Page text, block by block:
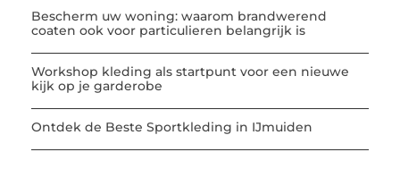
Bescherm uw woning: waarom brandwerend
coaten ook voor particulieren belangrijk is
Workshop kleding als startpunt voor een nieuwe
kijk op je garderobe
Ontdek de Beste Sportkleding in IJmuiden